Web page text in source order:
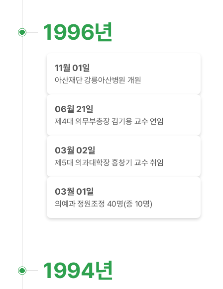
1996년
11월 01일
아산재단 강릉아산병원 개원
06월 21일
제4대 의무부총장 김기용 교수 연임
03월 02일
제5대 의과대학장 홍창기 교수 취임
03월 01일
의예과 정원조정 40명(증 10명)
1994년